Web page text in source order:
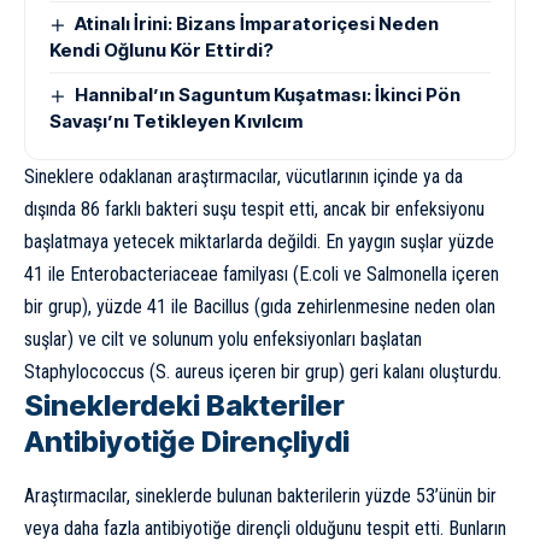
Atinalı İrini: Bizans İmparatoriçesi Neden
Kendi Oğlunu Kör Ettirdi?
Hannibal’ın Saguntum Kuşatması: İkinci Pön
Savaşı’nı Tetikleyen Kıvılcım
Sineklere odaklanan araştırmacılar, vücutlarının içinde ya da
dışında 86 farklı bakteri suşu tespit etti, ancak bir enfeksiyonu
başlatmaya yetecek miktarlarda değildi. En yaygın suşlar yüzde
41 ile Enterobacteriaceae familyası (E.coli ve Salmonella içeren
bir grup), yüzde 41 ile Bacillus (gıda zehirlenmesine neden olan
suşlar) ve cilt ve solunum yolu enfeksiyonları başlatan
Staphylococcus (S. aureus içeren bir grup) geri kalanı oluşturdu.
Sineklerdeki Bakteriler
Antibiyotiğe Dirençliydi
Araştırmacılar, sineklerde bulunan bakterilerin yüzde 53’ünün bir
veya daha fazla antibiyotiğe dirençli olduğunu tespit etti. Bunların